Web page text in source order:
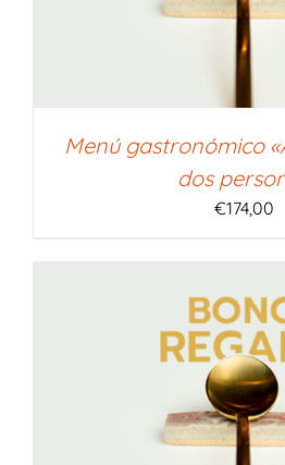
Menú gastronómico
dos
€174,00